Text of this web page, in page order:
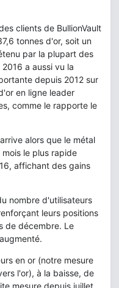
clients de BullionVault
tonnes d'or, soit un
par la plupart des
a aussi vu la
depuis 2012 sur
en ligne leader
comme le rapporte le
alors que le métal
le plus rapide
affichant des gains
nombre d'utilisateurs
leurs positions
de décembre. Le
en or (notre mesure
l'or), à la baisse, de
mesure depuis juillet